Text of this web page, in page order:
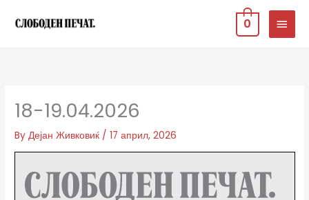
MAIN
0
18-19.04.2026
ByДејан Живковиќ /17 април, 2026